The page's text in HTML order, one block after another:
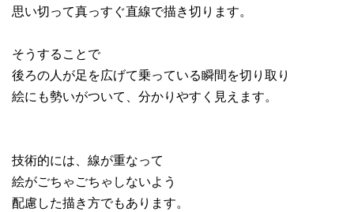
思い切って真っすぐ直線で描き切ります。
そうすることで
後ろの人が足を広げて乗っている瞬間を切り取り
絵にも勢いがついて、分かりやすく見えます。
技術的には、線が重なって
絵がごちゃごちゃしないよう
配慮した描き方でもあります。